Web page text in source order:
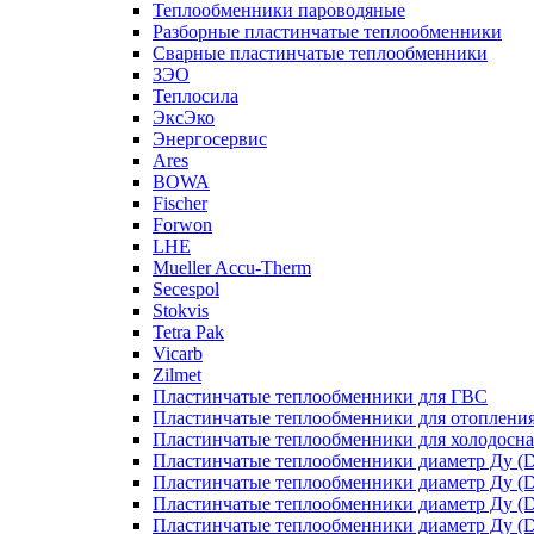
Теплообменники пароводяные
Разборные пластинчатые теплообменники
Сварные пластинчатые теплообменники
ЗЭО
Теплосила
ЭксЭко
Энергосервис
Ares
BOWA
Fischer
Forwon
LHE
Mueller Accu-Therm
Secespol
Stokvis
Tetra Pak
Vicarb
Zilmet
Пластинчатые теплообменники для ГВС
Пластинчатые теплообменники для
Пластинчатые теплообменники для
Пластинчатые теплообменники диаметр Ду
Пластинчатые теплообменники диаметр Ду
Пластинчатые теплообменники диаметр Ду
Пластинчатые теплообменники диаметр Ду